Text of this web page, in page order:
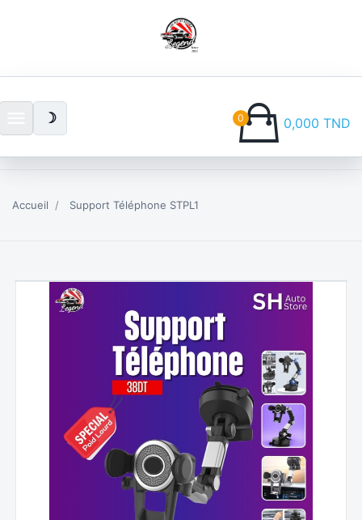
☽ 0,000 TND
0
Accueil Support Téléphone STPL1